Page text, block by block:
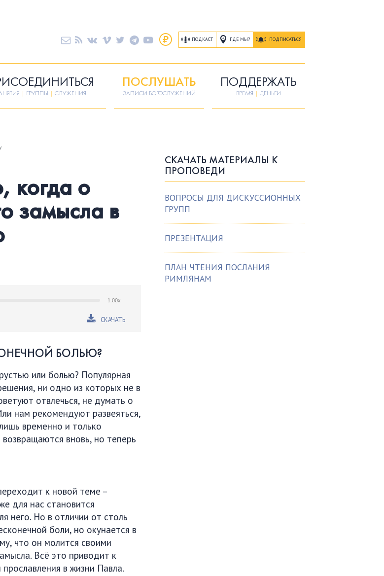
ПОДКАСТ ГДЕ МЫ? ПОДПИСАТЬСЯ
| ГРУППЫ | СЛУЖЕНИЯ
ПОСЛУШАТЬ
ЗАПИСИ БОГОСЛУЖЕНИЙ
ПОДДЕРЖАТЬ
ВРЕМЯ | ДЕНЬГИ
когда о
замысла в
1.00x
СКАЧАТЬ
БОЛЬЮ?
или болью? Популярная
ни одно из которых не в
отвлечься, не думать о
нам рекомендуют развеяться,
временно и только
вновь, но теперь
к новой теме –
для нас становится
него. Но в отличии от столь
боли, но окунается в
что он молится своими
Всё это приводит к
в жизни Павла.
СКАЧАТЬ МАТЕРИАЛЫ К
ПРОПОВЕДИ
ВОПРОСЫ ДЛЯ ДИСКУССИОННЫХ
ГРУПП
ПРЕЗЕНТАЦИЯ
ПЛАН ЧТЕНИЯ ПОСЛАНИЯ
РИМЛЯНАМ